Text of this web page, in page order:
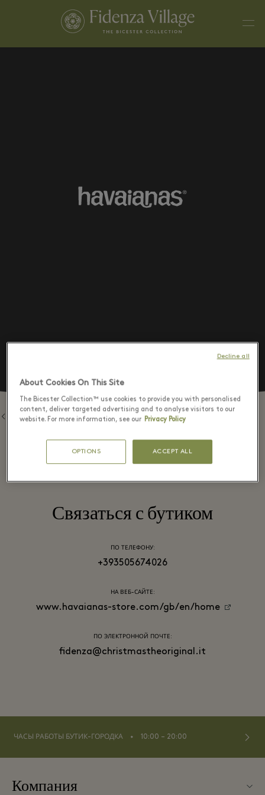
Назад к брендам
⬩
Связаться с бутиком
ПО ТЕЛЕФОНУ:
+393505674026
НА ВЕБ-САЙТЕ:
www.havaianas-store.com/gb/en/home
ПО ЭЛЕКТРОННОЙ ПОЧТЕ:
fidenza@christmastheoriginal.it
ЧАСЫ РАБОТЫ БУТИК-ГОРОДКА ⬩ 10:00 – 20:00
Компания
About Cookies On This Site
The Bicester Collection™ use cookies to provide you with personalised
content, deliver targeted advertising and to analyse visitors to our
website. For more information, see our Privacy Policy
OPTIONS ACCEPT ALL
Decline all